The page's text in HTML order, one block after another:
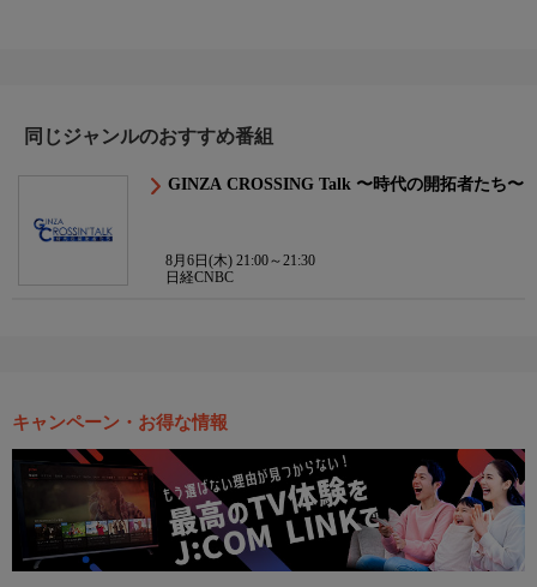
同じジャンルのおすすめ番組
GINZA CROSSING Talk 〜時代の開拓者たち〜
8月6日(木) 21:00～21:30
日経CNBC
キャンペーン・お得な情報